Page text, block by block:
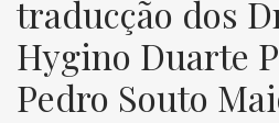
traducção dos
Hygino Duarte
Pedro Souto